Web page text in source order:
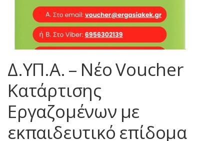
Δ.ΥΠ.Α. – Nέο Voucher
Κατάρτισης
Εργαζομένων με
εκπαιδευτικό επίδομα